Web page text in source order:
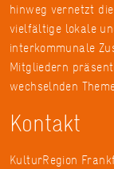
hinweg vernetzt
vielfältige lokale
interkommunale
Mitgliedern
wechselnden
Kontakt
KulturRegion